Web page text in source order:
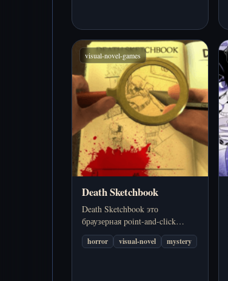
visual-novel-games
Death Sketchbook
Death Sketchbook это
браузерная point-and-click
mystery-игра с подачей
визуальной новеллы, ручным
horror visual-novel mystery